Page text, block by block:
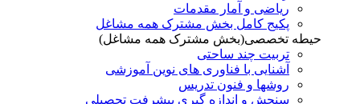
ریاضی و آمار مقدمات
پکیج کامل بخش مشترک همه مشاغل
حیطه تخصصی(بخش مشترک همه مشاغل)
تربیت چند ساحتی
آشنایی با فناوری های نوین آموزشی
روشها و فنون تدريس
سنجش و اندازه گيري پيشرفت تحصيلي